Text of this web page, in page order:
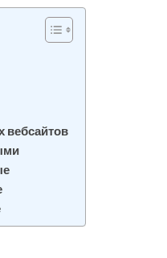
вебсайтов